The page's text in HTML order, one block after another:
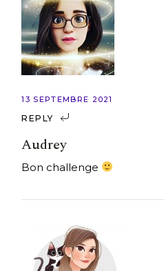
13 SEPTEMBRE 2021
REPLY
Audrey
Bon challenge